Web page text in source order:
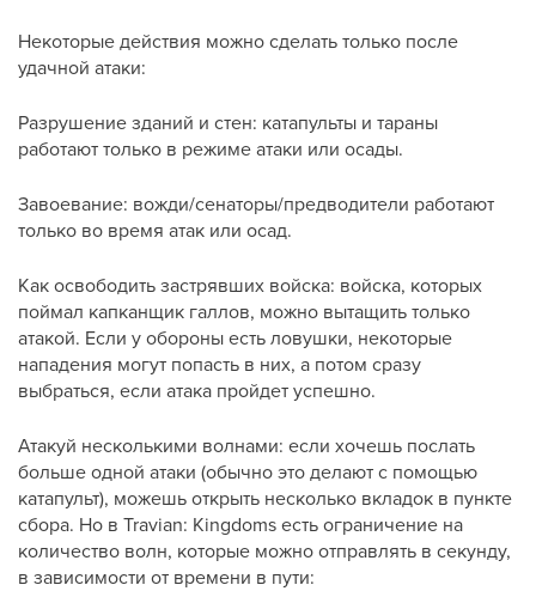
Некоторые действия можно сделать только после
удачной атаки:
Разрушение зданий и стен: катапульты и тараны
работают только в режиме атаки или осады.
Завоевание: вожди/сенаторы/предводители работают
только во время атак или осад.
Как освободить застрявших войска: войска, которых
поймал капканщик галлов, можно вытащить только
атакой. Если у обороны есть ловушки, некоторые
нападения могут попасть в них, а потом сразу
выбраться, если атака пройдет успешно.
Атакуй несколькими волнами: если хочешь послать
больше одной атаки (обычно это делают с помощью
катапульт), можешь открыть несколько вкладок в пункте
сбора. Но в Travian: Kingdoms есть ограничение на
количество волн, которые можно отправлять в секунду,
в зависимости от времени в пути: